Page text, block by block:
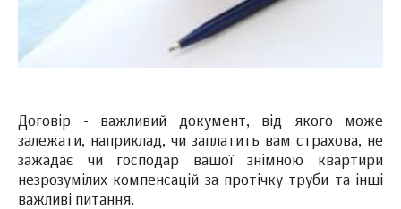
Договір - важливий документ, від якого може
залежати, наприклад, чи заплатить вам страхова, не
зажадає чи господар вашої знімною квартири
незрозумілих компенсацій за протічку труби та інші
важливі питання.